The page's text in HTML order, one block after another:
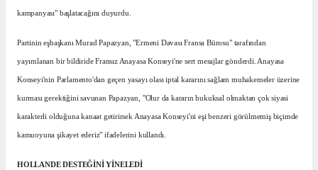
kampanyası" başlatacağını duyurdu.
Partinin eşbaşkanı Murad Papazyan, "Ermeni Davası Fransa Bürosu" tarafından
yayımlanan bir bildiride Fransız Anayasa Konseyi'ne sert mesajlar gönderdi. Anayasa
Konseyi'nin Parlamento'dan geçen yasayı olası iptal kararını sağlam muhakemeler üzerine
kurması gerektiğini savunan Papazyan, "Olur da kararın hukuksal olmaktan çok siyasi
karakterli olduğuna kanaat getirirsek Anayasa Konseyi'ni eşi benzeri görülmemiş biçimde
kamuoyuna şikayet ederiz" ifadelerini kullandı.
HOLLANDE DESTEĞİNİ YİNELEDİ